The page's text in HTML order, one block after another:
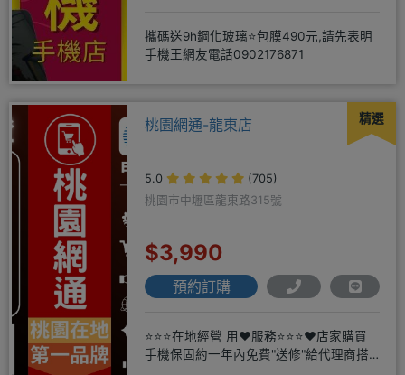
攜碼送9h鋼化玻璃⭐包膜490元,請先表明
手機王網友電話0902176871
精選
桃園網通-龍東店
5.0
(705)
桃園市中壢區龍東路315號
$3,990
預約訂購
⭐⭐⭐在地經營 用❤️服務⭐⭐⭐❤️店家購買
手機保固約一年內免費"送修"給代理商搭